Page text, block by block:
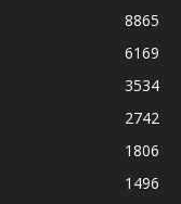
8865
6169
3534
2742
1806
1496